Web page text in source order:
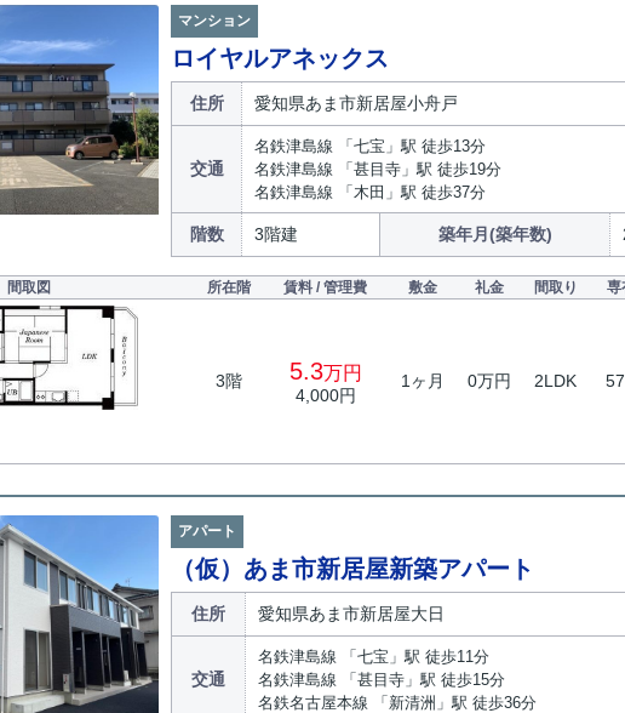
マンション
ロイヤルアネックス
住所 愛知県あま市新居屋小舟戸
交通
名鉄津島線 「七宝」駅 徒歩13分
名鉄津島線 「甚目寺」駅 徒歩19分
名鉄津島線 「木田」駅 徒歩37分
階数 3階建 築年月(築年数)
間取図 所在階 賃料 / 管理費 敷金 礼金 間取り 専
3階 5.3万円
4,000円
1ヶ月 0万円 2LDK
アパート
（仮）あま市新居屋新築アパート
住所 愛知県あま市新居屋大日
交通
名鉄津島線 「七宝」駅 徒歩11分
名鉄津島線 「甚目寺」駅 徒歩15分
名鉄名古屋本線 「新清洲」駅 徒歩36分